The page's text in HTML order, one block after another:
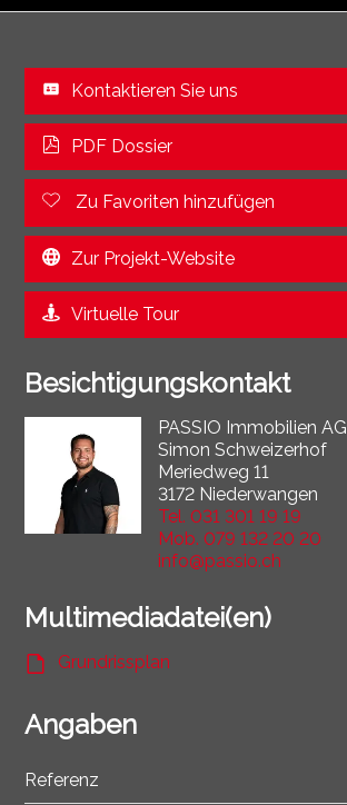
Kontaktieren Sie uns
PDF Dossier
Zu Favoriten hinzufügen
Zur Projekt-Website
Virtuelle Tour
Besichtigungskontakt
PASSIO Immobilien AG
Simon Schweizerhof
Meriedweg 11
3172 Niederwangen
Tel. 031 301 19 19
Mob. 079 132 20 20
info@passio.ch
Multimediadatei(en)
Grundrissplan
Angaben
Referenz